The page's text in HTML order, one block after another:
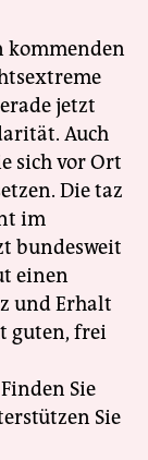
kommenden
jetzt
Auch
sich vor Ort
Die taz
im
bundesweit
einen
und Erhalt
guten, frei
Sie
Sie